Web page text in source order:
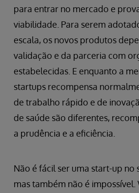
para entrar no mercado e
viabilidade. Para serem
escala, os novos produtos
validação e da parceria com
estabelecidas. E enquanto a
startups recompensa
de trabalho rápido e de
de saúde são diferentes,
a prudência e a eficiência.
Não é fácil ser uma start-up no
mas também não é